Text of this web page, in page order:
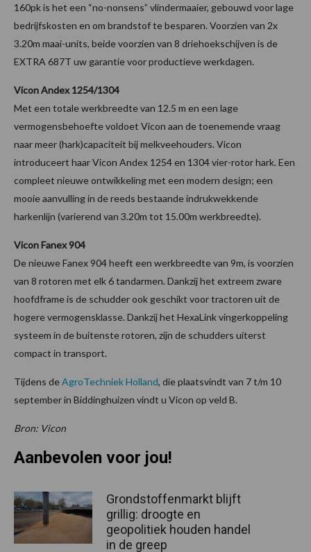
160pk is het een “no-nonsens” vlindermaaier, gebouwd voor lage
bedrijfskosten en om brandstof te besparen. Voorzien van 2x
3.20m maai-units, beide voorzien van 8 driehoekschijven is de
EXTRA 687T uw garantie voor productieve werkdagen.
Vicon Andex 1254/1304
Met een totale werkbreedte van 12.5 m en een lage
vermogensbehoefte voldoet Vicon aan de toenemende vraag
naar meer (hark)capaciteit bij melkveehouders. Vicon
introduceert haar Vicon Andex 1254 en 1304 vier-rotor hark. Een
compleet nieuwe ontwikkeling met een modern design; een
mooie aanvulling in de reeds bestaande indrukwekkende
harkenlijn (varierend van 3.20m tot 15.00m werkbreedte).
Vicon Fanex 904
De nieuwe Fanex 904 heeft een werkbreedte van 9m, is voorzien
van 8 rotoren met elk 6 tandarmen. Dankzij het extreem zware
hoofdframe is de schudder ook geschikt voor tractoren uit de
hogere vermogensklasse. Dankzij het HexaLink vingerkoppeling
systeem in de buitenste rotoren, zijn de schudders uiterst
compact in transport.
Tijdens deAgroTechniek Holland, die plaatsvindt van 7 t/m 10
september in Biddinghuizen vindt u Vicon op veld B.
Bron: Vicon
Aanbevolen voor jou!
Grondstoffenmarkt blijft
grillig: droogte en
geopolitiek houden handel
in de greep